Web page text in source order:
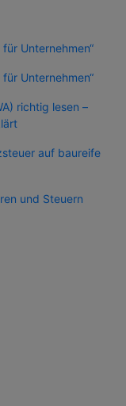
Unternehmen“
Unternehmen“
richtig lesen –
auf baureife
und Steuern